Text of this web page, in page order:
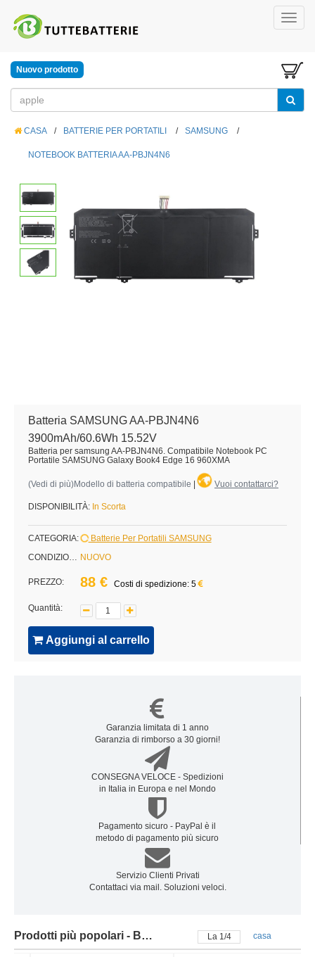
Nuovo prodotto
CASA / BATTERIE PER PORTATILI / SAMSUNG /
NOTEBOOK BATTERIA AA-PBJN4N6
Batteria SAMSUNG AA-PBJN4N6
3900mAh/60.6Wh 15.52V
Batteria per samsung AA-PBJN4N6. Compatibile Notebook PC
Portatile SAMSUNG Galaxy Book4 Edge 16 960XMA
(Vedi di più)Modello di batteria compatibile Vuoi contattarci?
DISPONIBILITÀ: In Scorta
CATEGORIA:
Batterie Per Portatili SAMSUNG
CONDIZIONE: NUOVO
PREZZO: 88 € Costi di spedizione: 5
Quantità:
Aggiungi al carrello
Garanzia limitata di 1 anno
Garanzia di rimborso a 30 giorni!
CONSEGNA VELOCE - Spedizioni
in Italia in Europa e nel Mondo
Pagamento sicuro - PayPal è il
metodo di pagamento più sicuro
Servizio Clienti Privati
Contattaci via mail. Soluzioni veloci.
Prodotti più popolari - Batteria samsung La 2/4 casa